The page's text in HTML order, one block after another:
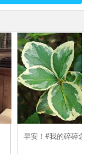
早安！#我的碎碎念